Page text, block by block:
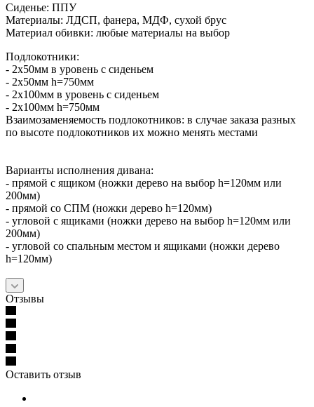
Сиденье: ППУ
Материалы: ЛДСП, фанера, МДФ, сухой брус
Материал обивки: любые материалы на выбор
Подлокотники:
- 2х50мм в уровень с сиденьем
- 2х50мм h=750мм
- 2х100мм в уровень с сиденьем
- 2х100мм h=750мм
Взаимозаменяемость подлокотников: в случае заказа разных
по высоте подлокотников их можно менять местами
Варианты исполнения дивана:
- прямой с ящиком (ножки дерево на выбор h=120мм или
200мм)
- прямой со СПМ (ножки дерево h=120мм)
- угловой с ящиками (ножки дерево на выбор h=120мм или
200мм)
- угловой со спальным местом и ящиками (ножки дерево
h=120мм)
Отзывы
Оставить отзыв